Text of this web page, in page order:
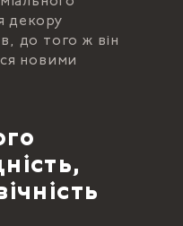
декору
до того ж він
новими